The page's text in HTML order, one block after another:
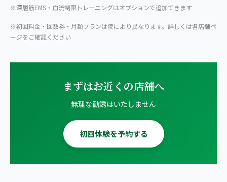
※深層筋EMS・血流制限トレーニングはオプションで追加できます
※初回料金・回数券・月額プランは院により異なります。詳しくは各店舗ペ
ージをご確認ください
まずはお近くの店舗へ
無理な勧誘はいたしません
初回体験を予約する